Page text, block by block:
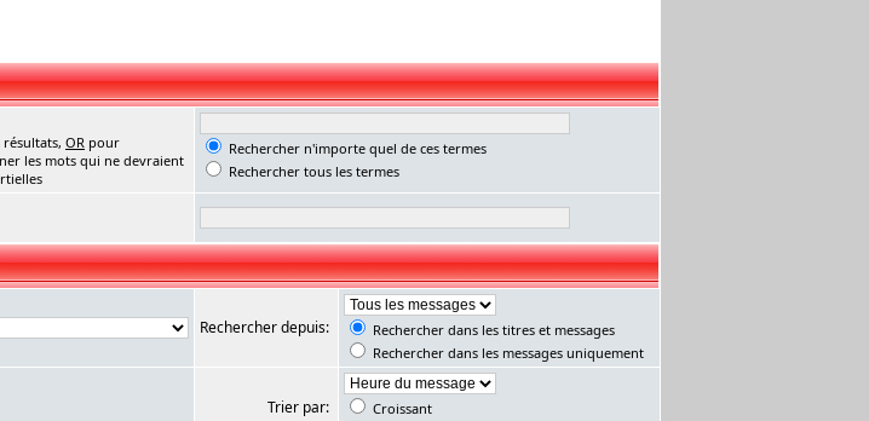
OR pour
les mots qui ne devraient
Rechercher n'importe quel de ces termes
Rechercher tous les termes
Rechercher depuis:
Rechercher dans les titres et messages
Rechercher dans les messages uniquement
Trier par:
Croissant